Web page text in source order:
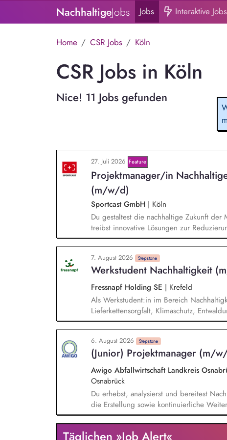
NachhaltigeJobs Jobs Interaktive
Home CSR Jobs Köln
CSR Jobs in Köln
Nice! 11 Jobs gefunden
27. Juli 2026 Feature
Projektmanager/in
(m/w/d)
Sportcast GmbH | Köln
Du gestaltest die nachhaltige Zukunft
treibst innovative Lösungen zur
der Evaluierung von
Co2e-Fußabdruck, Durchführung einer
Stromversorgung sowie der Koordination
7. August 2026 Stepstone
Werkstudent Nachhaltigkeit
Fressnapf Holding SE | Krefeld
Als Werkstudent:in im Bereich
Lieferkettensorgfalt, Klimaschutz,
bei der Erstellung unseres
Auswertung. Du bist Ansprechpartner:in
und Lieferanten. Bei
Erwartungen von Kund:innen und NGOs
sowie Wettbewerber.
6. August 2026 Stepstone
(Junior) Projektmanager (m/
Awigo Abfallwirtschaft Landkreis
Osnabrück
Du erhebst, analysierst und bereitest
die Erstellung sowie kontinuierliche
nach anerkannten Berichtsstandards (z.
Weiterentwicklung unseres Corporate
gemeinsam mit dem Team Maßnahmen
Täglichen »Job Alert«